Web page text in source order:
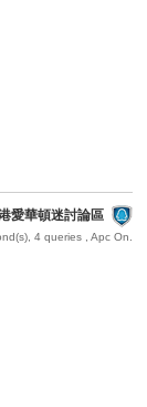
愛華頓迷討論區
4 queries , Apc On.